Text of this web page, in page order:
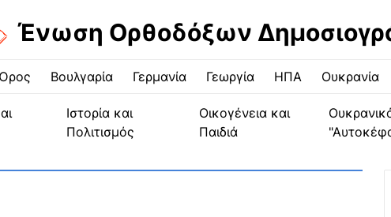
Ένωση Ορθοδόξων
Βουλγαρία Γερμανία Γεωργία ΗΠΑ Ουκρανία
Ιστορία και
Πολιτισμός
Οικογένεια και
Παιδιά